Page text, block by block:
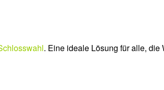
. Eine ideale Lösung für alle,